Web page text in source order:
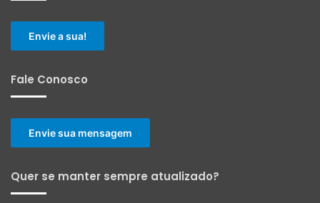
Envie a sua!
Fale Conosco
Envie sua mensagem
Quer se manter sempre atualizado?